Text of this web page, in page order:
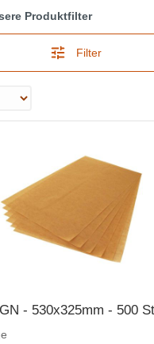
Produktfilter
Filter
- 530x325mm - 500